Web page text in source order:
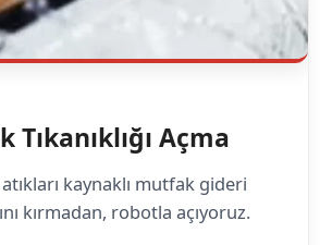
Tıkanıklığı Açma
atıkları kaynaklı mutfak gideri
kırmadan, robotla açıyoruz.